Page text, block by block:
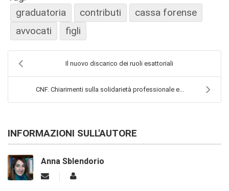
graduatoria
contributi
cassa forense
avvocati
figli
Il nuovo discarico dei ruoli esattoriali
CNF. Chiarimenti sulla solidarietà professionale e...
INFORMAZIONI SULL'AUTORE
Anna Sblendorio